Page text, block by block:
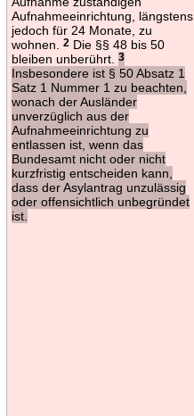
Aufnahmeeinrichtung, längstens
jedoch für 24 Monate, zu
wohnen.
2Die §§ 48 bis 50
bleiben unberührt.
3
Insbesondere ist § 50 Absatz 1
Satz 1 Nummer 1 zu beachten,
wonach der Ausländer
unverzüglich aus der
Aufnahmeeinrichtung zu
entlassen ist, wenn das
Bundesamt nicht oder nicht
kurzfristig entscheiden kann,
dass der Asylantrag unzulässig
oder offensichtlich unbegründet
ist.